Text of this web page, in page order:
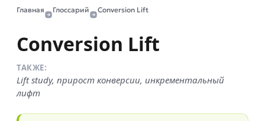
Главная Глоссарий Conversion Lift
Conversion Lift
ТАКЖЕ:
Lift study, прирост конверсии, инкрементальный
лифт